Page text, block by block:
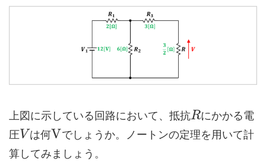
上図に示している回路において、抵抗Rにかかる電
圧V は何Vでしょうか。ノートンの定理を用いて計
算してみましょう。